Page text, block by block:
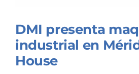
DMI presenta
industrial en
House